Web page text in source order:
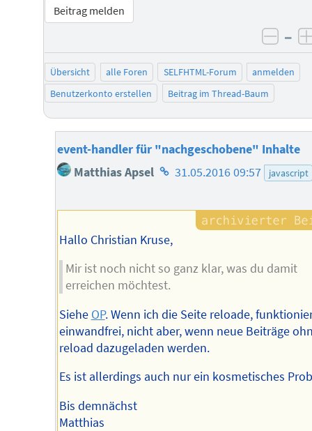
Beitrag melden
–
Übersicht alle Foren SELFHTML-Forum
anmelden
Benutzerkonto erstellen
Beitrag im Thread-Baum
event-handler für "nachgeschobene" Inhalte
Matthias Apsel Homepage
Autors
31.05.2016 09:57 javascript
Hallo Christian Kruse,
Mir ist noch nicht so ganz klar, was du damit
erreichen möchtest.
Siehe OP. Wenn ich die Seite reloade,
einwandfrei, nicht aber, wenn neue Beiträge
reload dazugeladen werden.
Es ist allerdings auch nur ein kosmetisches
Bis demnächst
Matthias